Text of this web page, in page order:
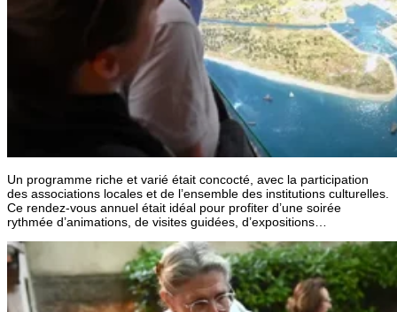
Un programme riche et varié était concocté, avec la participation
des associations locales et de l’ensemble des institutions culturelles.
Ce rendez-vous annuel était idéal pour profiter d’une soirée
rythmée d’animations, de visites guidées, d’expositions…